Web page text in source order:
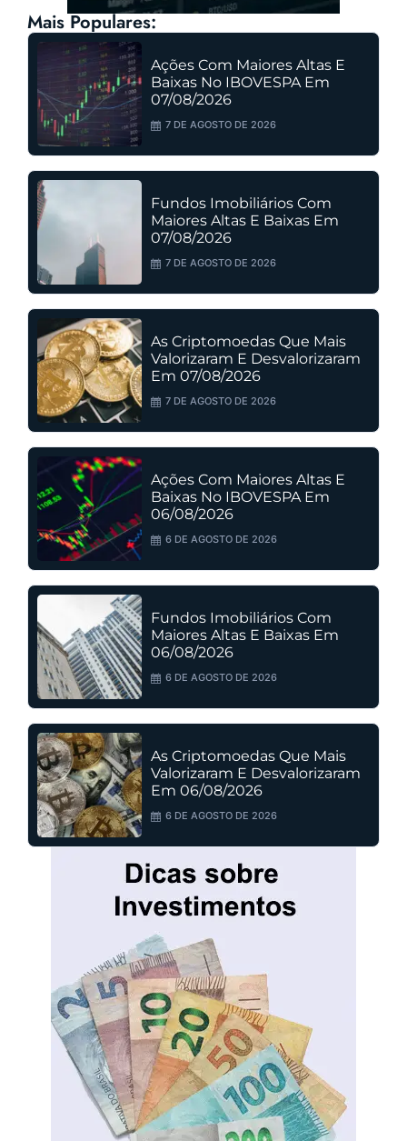
Mais Populares:
Ações Com Maiores Altas E
Baixas No IBOVESPA Em
07/08/2026
7 DE AGOSTO DE 2026
Fundos Imobiliários Com
Maiores Altas E Baixas Em
07/08/2026
7 DE AGOSTO DE 2026
As Criptomoedas Que Mais
Valorizaram E Desvalorizaram
Em 07/08/2026
7 DE AGOSTO DE 2026
Ações Com Maiores Altas E
Baixas No IBOVESPA Em
06/08/2026
6 DE AGOSTO DE 2026
Fundos Imobiliários Com
Maiores Altas E Baixas Em
06/08/2026
6 DE AGOSTO DE 2026
As Criptomoedas Que Mais
Valorizaram E Desvalorizaram
Em 06/08/2026
6 DE AGOSTO DE 2026